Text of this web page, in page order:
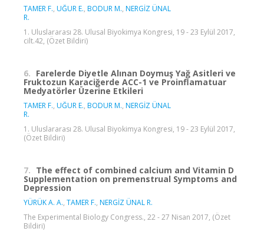
TAMER F., UĞUR E., BODUR M., NERGİZ ÜNAL
R.
1. Uluslararası 28. Ulusal Biyokimya Kongresi, 19 - 23 Eylül 2017,
cilt.42, (Özet Bildiri)
6. Farelerde Diyetle Alınan Doymuş Yağ Asitleri ve
Fruktozun Karaciğerde ACC-1 ve Proinflamatuar
Medyatörler Üzerine Etkileri
TAMER F., UĞUR E., BODUR M., NERGİZ ÜNAL
R.
1. Uluslararası 28. Ulusal Biyokimya Kongresi, 19 - 23 Eylül 2017,
(Özet Bildiri)
7. The effect of combined calcium and Vitamin D
Supplementation on premenstrual Symptoms and
Depression
YÜRÜK A. A., TAMER F., NERGİZ ÜNAL R.
The Experimental Biology Congress., 22 - 27 Nisan 2017, (Özet
Bildiri)